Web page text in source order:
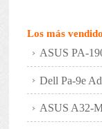
Los más
ASUS PA-
Dell Pa-9e
ASUS A32-